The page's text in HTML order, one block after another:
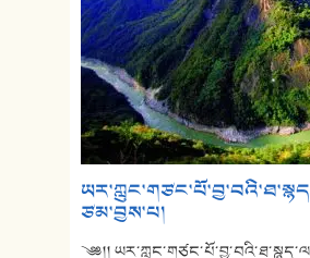
ཙམ་བྱས་པ།
༄༅།།